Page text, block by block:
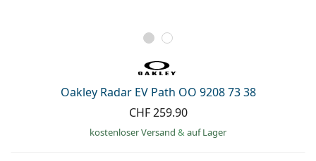
Oakley Radar EV Path OO 9208 73 38
CHF 259.90
kostenloser Versand & auf Lager